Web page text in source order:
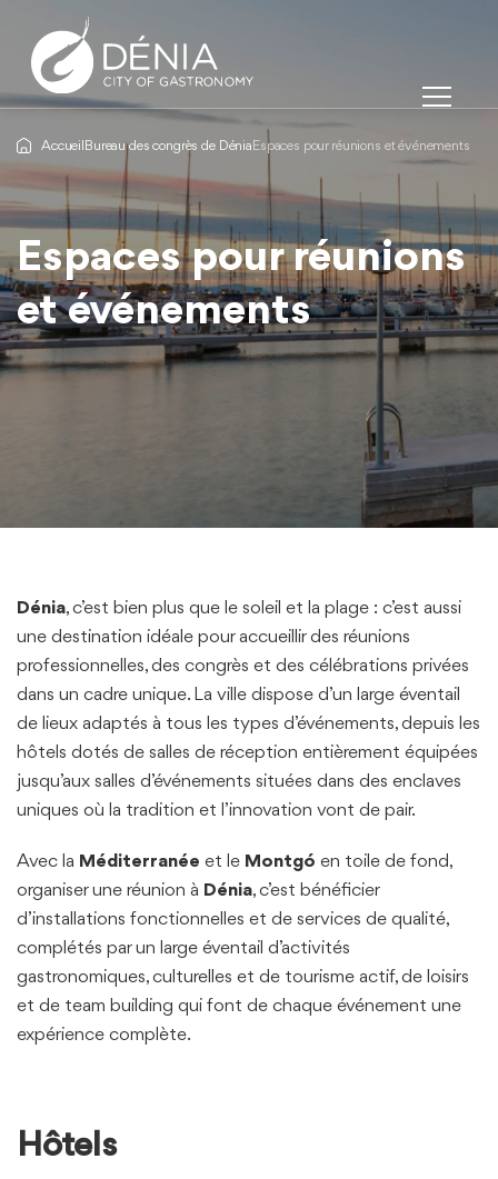
Accueil Bureau des congrès de Dénia Espaces pour réunions et événements
Espaces pour réunions
et événements
Espaces pour réunions
et événements
Espaces pour réunions
et événements
Dénia, c’est bien plus que le soleil et la plage : c’est aussi
une destination idéale pour accueillir des réunions
professionnelles, des congrès et des célébrations privées
dans un cadre unique. La ville dispose d’un large éventail
de lieux adaptés à tous les types d’événements, depuis les
hôtels dotés de salles de réception entièrement équipées
jusqu’aux salles d’événements situées dans des enclaves
uniques où la tradition et l’innovation vont de pair.
Avec la Méditerranée et le Montgó en toile de fond,
organiser une réunion à Dénia, c’est bénéficier
d’installations fonctionnelles et de services de qualité,
complétés par un large éventail d’activités
gastronomiques, culturelles et de tourisme actif, de loisirs
et de team building qui font de chaque événement une
expérience complète.
Hôtels